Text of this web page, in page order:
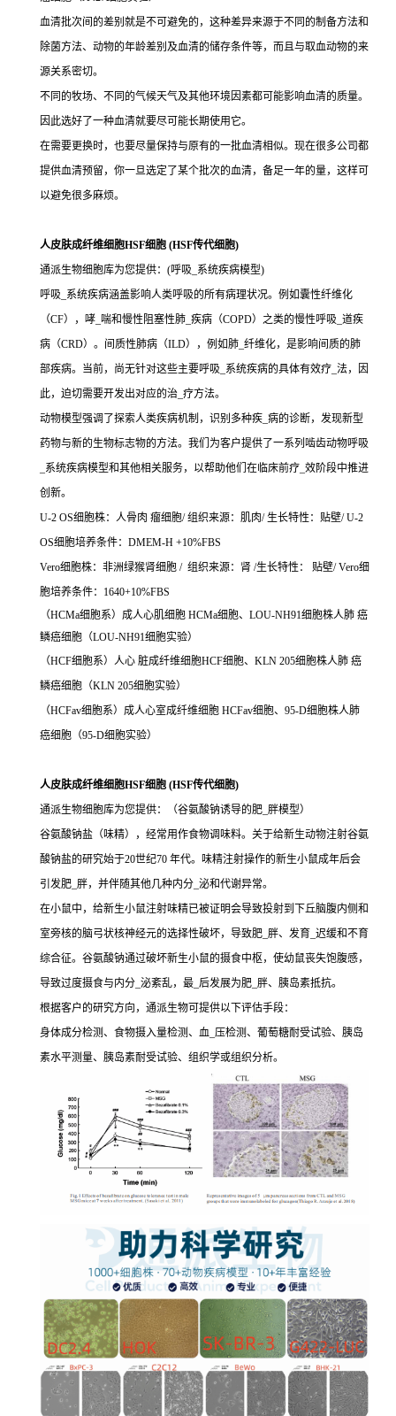
血清批次间的差别就是不可避免的，这种差异来源于不同的制备方法和
除菌方法、动物的年龄差别及血清的储存条件等，而且与取血动物的来
源关系密切。
不同的牧场、不同的气候天气及其他环境因素都可能影响血清的质量。
因此选好了一种血清就要尽可能长期使用它。
在需要更换时，也要尽量保持与原有的一批血清相似。现在很多公司都
提供血清预留，你一旦选定了某个批次的血清，备足一年的量，这样可
以避免很多麻烦。
人皮肤成纤维细胞HSF细胞 (HSF传代细胞)
通派生物细胞库为您提供：(呼吸_系统疾病模型)
呼吸_系统疾病涵盖影响人类呼吸的所有病理状况。例如囊性纤维化
（CF），哮_喘和慢性阻塞性肺_疾病（COPD）之类的慢性呼吸_道疾
病（CRD）。间质性肺病（ILD），例如肺_纤维化，是影响间质的肺
部疾病。当前，尚无针对这些主要呼吸_系统疾病的具体有效疗_法，因
此，迫切需要开发出对应的治_疗方法。
动物模型强调了探索人类疾病机制，识别多种疾_病的诊断，发现新型
药物与新的生物标志物的方法。我们为客户提供了一系列啮齿动物呼吸
_系统疾病模型和其他相关服务，以帮助他们在临床前疗_效阶段中推进
创新。
U-2 OS细胞株：人骨肉 瘤细胞/ 组织来源：肌肉/ 生长特性：贴壁/ U-2
OS细胞培养条件：DMEM-H +10%FBS
Vero细胞株：非洲绿猴肾细胞 / 组织来源：肾 /生长特性： 贴壁/ Vero细
胞培养条件：1640+10%FBS
（HCMa细胞系）成人心肌细胞 HCMa细胞、LOU-NH91细胞株人肺 癌
鳞癌细胞（LOU-NH91细胞实验）
（HCF细胞系）人心 脏成纤维细胞HCF细胞、KLN 205细胞株人肺 癌
鳞癌细胞（KLN 205细胞实验）
（HCFav细胞系）成人心室成纤维细胞 HCFav细胞、95-D细胞株人肺
癌细胞（95-D细胞实验）
人皮肤成纤维细胞HSF细胞 (HSF传代细胞)
通派生物细胞库为您提供：（谷氨酸钠诱导的肥_胖模型）
谷氨酸钠盐（味精），经常用作食物调味料。关于给新生动物注射谷氨
酸钠盐的研究始于20世纪70 年代。味精注射操作的新生小鼠成年后会
引发肥_胖，并伴随其他几种内分_泌和代谢异常。
在小鼠中，给新生小鼠注射味精已被证明会导致投射到下丘脑腹内侧和
室旁核的脑弓状核神经元的选择性破坏，导致肥_胖、发育_迟缓和不育
综合征。谷氨酸钠通过破坏新生小鼠的摄食中枢，使幼鼠丧失饱腹感，
导致过度摄食与内分_泌紊乱，最_后发展为肥_胖、胰岛素抵抗。
根据客户的研究方向，通派生物可提供以下评估手段：
身体成分检测、食物摄入量检测、血_压检测、葡萄糖耐受试验、胰岛
素水平测量、胰岛素耐受试验、组织学或组织分析。